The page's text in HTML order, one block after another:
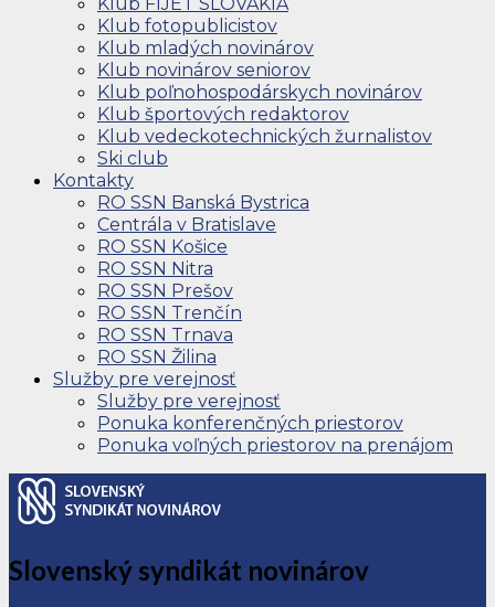
Klub fotopublicistov
Klub mladých novinárov
Klub novinárov seniorov
Klub poľnohospodárskych novinárov
Klub športových redaktorov
Klub vedeckotechnických žurnalistov
Ski club
Kontakty
RO SSN Banská Bystrica
Centrála v Bratislave
RO SSN Košice
RO SSN Nitra
RO SSN Prešov
RO SSN Trenčín
RO SSN Trnava
RO SSN Žilina
Služby pre verejnosť
Služby pre verejnosť
Ponuka konferenčných priestorov
Ponuka voľných priestorov na prenájom
Slovenský syndikát novinárov